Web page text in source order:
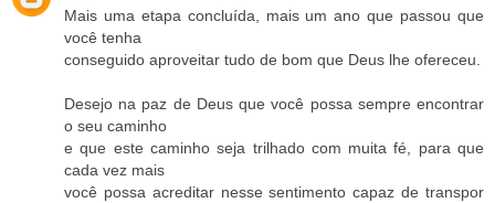
Mais uma etapa concluída, mais um ano que passou que
você tenha
conseguido aproveitar tudo de bom que Deus lhe ofereceu.
Desejo na paz de Deus que você possa sempre encontrar
o seu caminho
e que este caminho seja trilhado com muita fé, para que
cada vez mais
você possa acreditar nesse sentimento capaz de transpor